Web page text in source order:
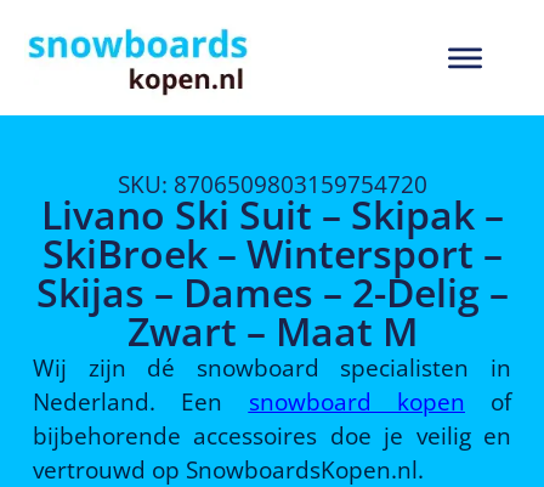
SKU: 8706509803159754720
Livano Ski Suit – Skipak –
SkiBroek – Wintersport –
Skijas – Dames – 2-Delig –
Zwart – Maat M
Wij zijn dé snowboard specialisten in
Nederland. Een snowboard kopen of
bijbehorende accessoires doe je veilig en
vertrouwd op SnowboardsKopen.nl.